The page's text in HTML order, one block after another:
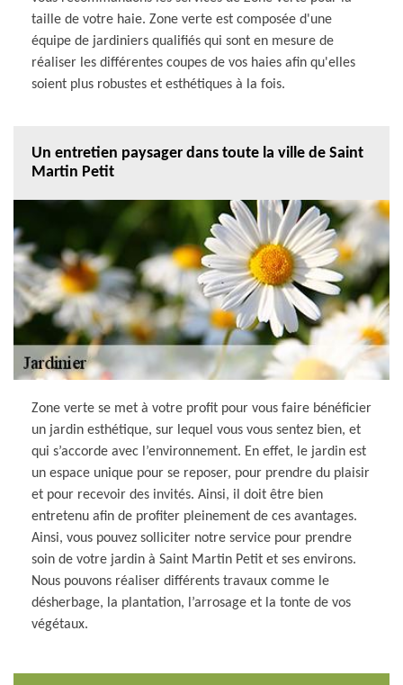
taille de votre haie. Zone verte est composée d'une
équipe de jardiniers qualifiés qui sont en mesure de
réaliser les différentes coupes de vos haies afin qu'elles
soient plus robustes et esthétiques à la fois.
Un entretien paysager dans toute la ville de Saint
Martin Petit
Zone verte se met à votre profit pour vous faire bénéficier
un jardin esthétique, sur lequel vous vous sentez bien, et
qui s’accorde avec l’environnement. En effet, le jardin est
un espace unique pour se reposer, pour prendre du plaisir
et pour recevoir des invités. Ainsi, il doit être bien
entretenu afin de profiter pleinement de ces avantages.
Ainsi, vous pouvez solliciter notre service pour prendre
soin de votre jardin à Saint Martin Petit et ses environs.
Nous pouvons réaliser différents travaux comme le
désherbage, la plantation, l’arrosage et la tonte de vos
végétaux.